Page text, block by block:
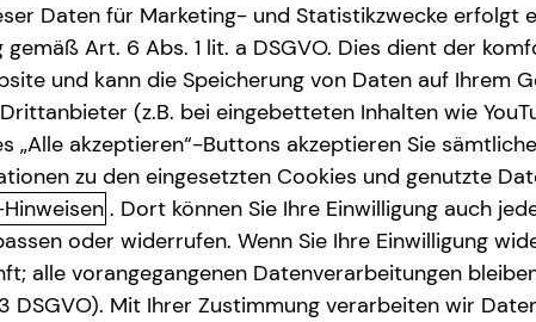
§ 18 Abs. 2 MStV
Daten für Marketing- und Statistikzwecke erfolgt
gemäß Art. 6 Abs. 1 lit. a DSGVO. Dies dient der
und kann die Speicherung von Daten auf Ihrem
(z.B. bei eingebetteten Inhalten wie
„Alle akzeptieren“-Buttons akzeptieren Sie
zu den eingesetzten Cookies und genutzte
. Dort können Sie Ihre Einwilligung auch
oder widerrufen. Wenn Sie Ihre Einwilligung
alle vorangegangenen Datenverarbeitungen
DSGVO). Mit Ihrer Zustimmung verarbeiten wir